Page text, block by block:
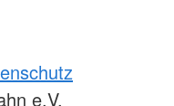
e.V.